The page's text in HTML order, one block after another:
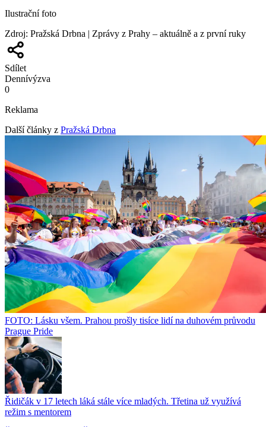
Ilustrační foto
Zdroj: Pražská Drbna | Zprávy z Prahy – aktuálně a z první ruky
Sdílet
Dennívýzva
0
Reklama
Další články z Pražská Drbna
FOTO: Lásku všem. Prahou prošly tisíce lidí na duhovém průvodu
Prague Pride
Řidičák v 17 letech láká stále více mladých. Třetina už využívá
režim s mentorem